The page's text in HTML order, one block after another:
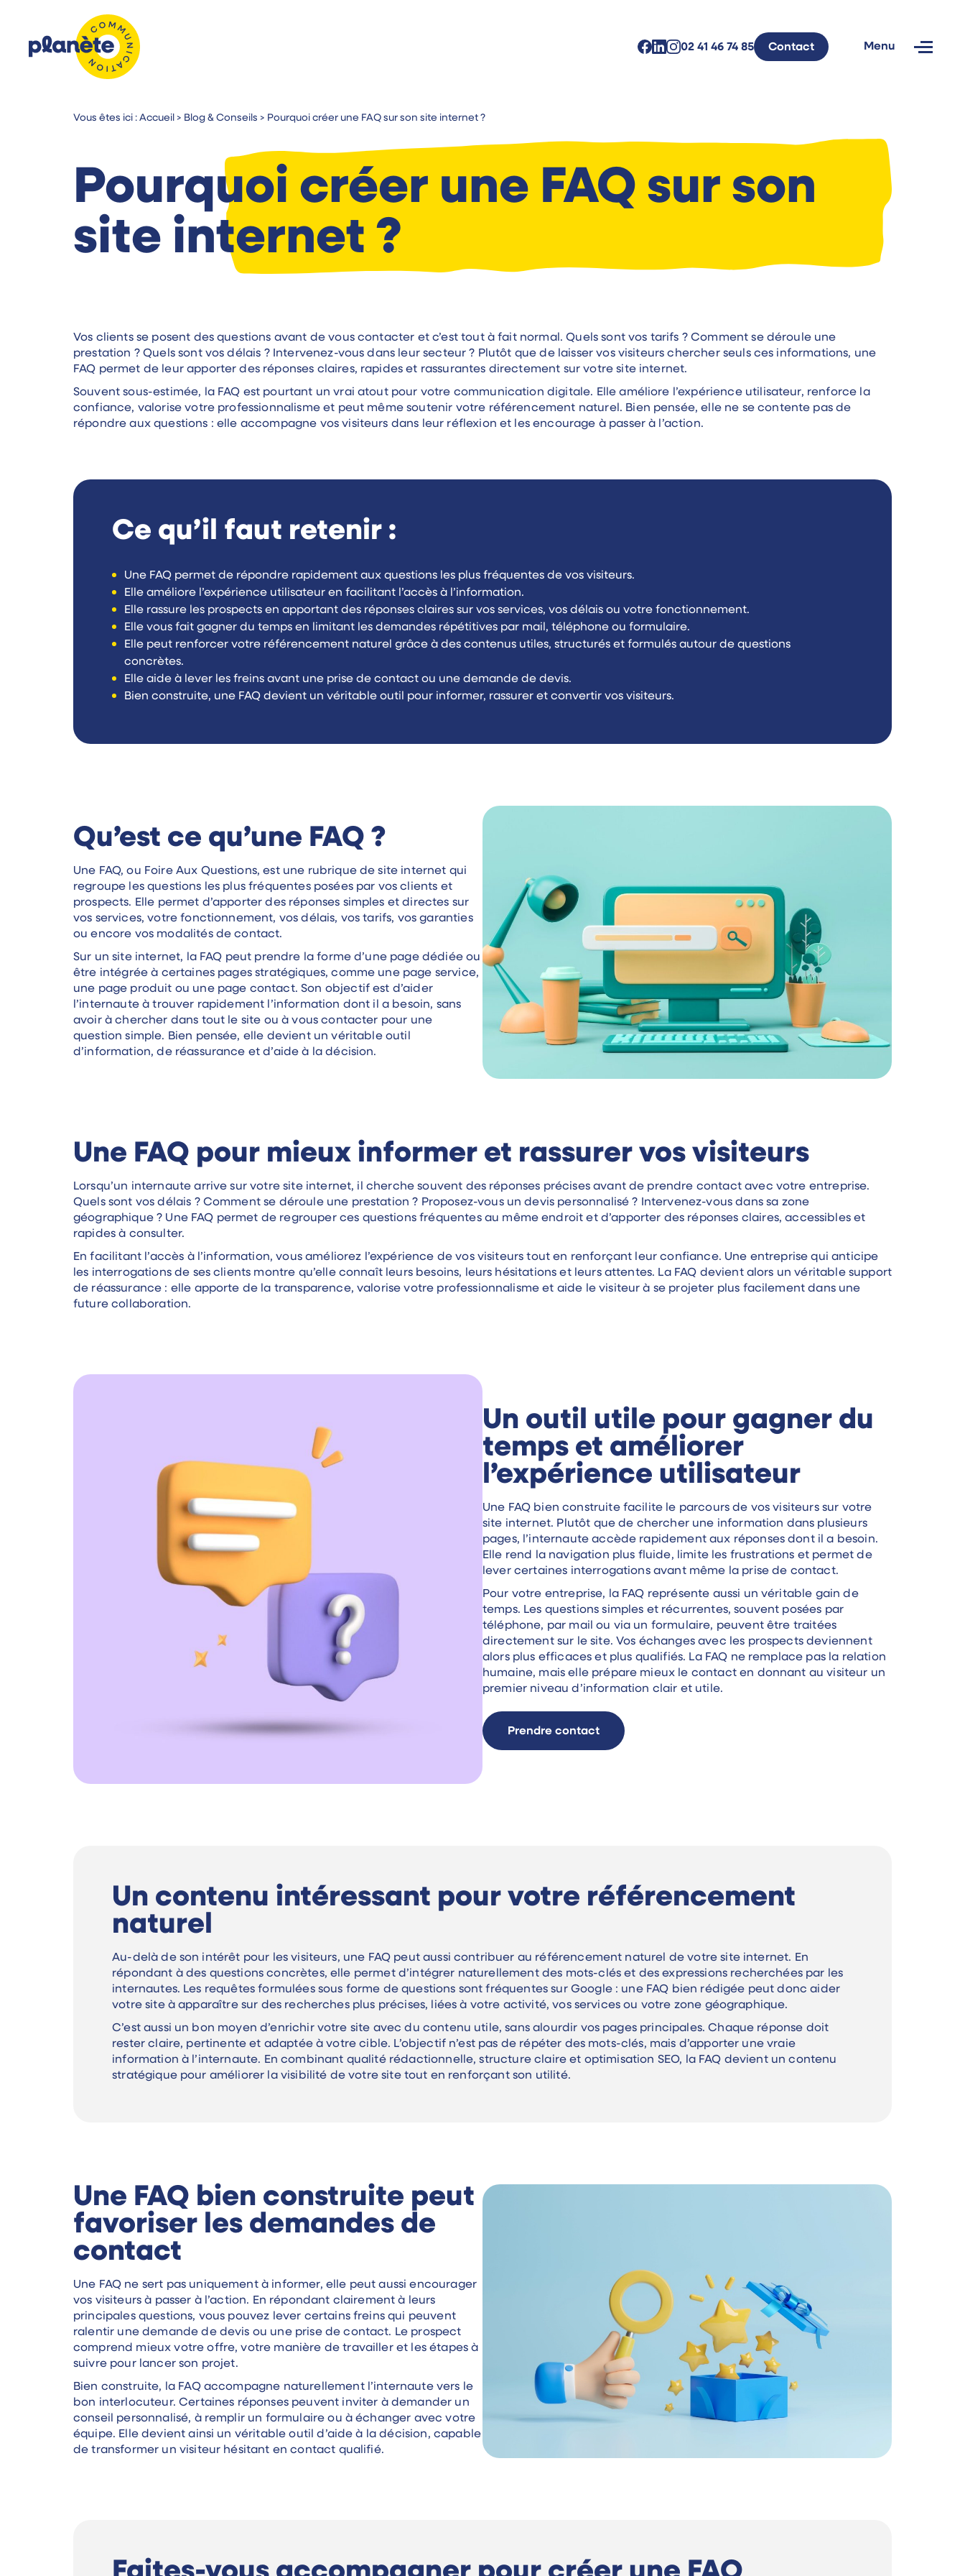
Menu
02 41 46 74 85 Contact
Vous êtes ici : Accueil > Blog & Conseils > Pourquoi créer une FAQ sur son site internet ?
Pourquoi créer une FAQ sur son
site internet ?
Vos clients se posent des questions avant de vous contacter et c’est tout à fait normal. Quels sont vos tarifs ? Comment se déroule une
prestation ? Quels sont vos délais ? Intervenez-vous dans leur secteur ? Plutôt que de laisser vos visiteurs chercher seuls ces informations, une
FAQ permet de leur apporter des réponses claires, rapides et rassurantes directement sur votre site internet.
Souvent sous-estimée, la FAQ est pourtant un vrai atout pour votre communication digitale. Elle améliore l’expérience utilisateur, renforce la
confiance, valorise votre professionnalisme et peut même soutenir votre référencement naturel. Bien pensée, elle ne se contente pas de
répondre aux questions : elle accompagne vos visiteurs dans leur réflexion et les encourage à passer à l’action.
Ce qu’il faut retenir :
Une FAQ permet de répondre rapidement aux questions les plus fréquentes de vos visiteurs.
Elle améliore l’expérience utilisateur en facilitant l’accès à l’information.
Elle rassure les prospects en apportant des réponses claires sur vos services, vos délais ou votre fonctionnement.
Elle vous fait gagner du temps en limitant les demandes répétitives par mail, téléphone ou formulaire.
Elle peut renforcer votre référencement naturel grâce à des contenus utiles, structurés et formulés autour de questions
concrètes.
Elle aide à lever les freins avant une prise de contact ou une demande de devis.
Bien construite, une FAQ devient un véritable outil pour informer, rassurer et convertir vos visiteurs.
Qu’est ce qu’une FAQ ?
Une FAQ, ou Foire Aux Questions, est une rubrique de site internet qui
regroupe les questions les plus fréquentes posées par vos clients et
prospects. Elle permet d’apporter des réponses simples et directes sur
vos services, votre fonctionnement, vos délais, vos tarifs, vos garanties
ou encore vos modalités de contact.
Sur un site internet, la FAQ peut prendre la forme d’une page dédiée ou
être intégrée à certaines pages stratégiques, comme une page service,
une page produit ou une page contact. Son objectif est d’aider
l’internaute à trouver rapidement l’information dont il a besoin, sans
avoir à chercher dans tout le site ou à vous contacter pour une
question simple. Bien pensée, elle devient un véritable outil
d’information, de réassurance et d’aide à la décision.
Une FAQ pour mieux informer et rassurer vos visiteurs
Lorsqu’un internaute arrive sur votre site internet, il cherche souvent des réponses précises avant de prendre contact avec votre entreprise.
Quels sont vos délais ? Comment se déroule une prestation ? Proposez-vous un devis personnalisé ? Intervenez-vous dans sa zone
géographique ? Une FAQ permet de regrouper ces questions fréquentes au même endroit et d’apporter des réponses claires, accessibles et
rapides à consulter.
En facilitant l’accès à l’information, vous améliorez l’expérience de vos visiteurs tout en renforçant leur confiance. Une entreprise qui anticipe
les interrogations de ses clients montre qu’elle connaît leurs besoins, leurs hésitations et leurs attentes. La FAQ devient alors un véritable support
de réassurance : elle apporte de la transparence, valorise votre professionnalisme et aide le visiteur à se projeter plus facilement dans une
future collaboration.
Un outil utile pour gagner du
temps et améliorer
l’expérience utilisateur
Une FAQ bien construite facilite le parcours de vos visiteurs sur votre
site internet. Plutôt que de chercher une information dans plusieurs
pages, l’internaute accède rapidement aux réponses dont il a besoin.
Elle rend la navigation plus fluide, limite les frustrations et permet de
lever certaines interrogations avant même la prise de contact.
Pour votre entreprise, la FAQ représente aussi un véritable gain de
temps. Les questions simples et récurrentes, souvent posées par
téléphone, par mail ou via un formulaire, peuvent être traitées
directement sur le site. Vos échanges avec les prospects deviennent
alors plus efficaces et plus qualifiés. La FAQ ne remplace pas la relation
humaine, mais elle prépare mieux le contact en donnant au visiteur un
premier niveau d’information clair et utile.
Prendre contact
Un contenu intéressant pour votre référencement
naturel
Au-delà de son intérêt pour les visiteurs, une FAQ peut aussi contribuer au référencement naturel de votre site internet. En
répondant à des questions concrètes, elle permet d’intégrer naturellement des mots-clés et des expressions recherchées par les
internautes. Les requêtes formulées sous forme de questions sont fréquentes sur Google : une FAQ bien rédigée peut donc aider
votre site à apparaître sur des recherches plus précises, liées à votre activité, vos services ou votre zone géographique.
C’est aussi un bon moyen d’enrichir votre site avec du contenu utile, sans alourdir vos pages principales. Chaque réponse doit
rester claire, pertinente et adaptée à votre cible. L’objectif n’est pas de répéter des mots-clés, mais d’apporter une vraie
information à l’internaute. En combinant qualité rédactionnelle, structure claire et optimisation SEO, la FAQ devient un contenu
stratégique pour améliorer la visibilité de votre site tout en renforçant son utilité.
Une FAQ bien construite peut
favoriser les demandes de
contact
Une FAQ ne sert pas uniquement à informer, elle peut aussi encourager
vos visiteurs à passer à l’action. En répondant clairement à leurs
principales questions, vous pouvez lever certains freins qui peuvent
ralentir une demande de devis ou une prise de contact. Le prospect
comprend mieux votre offre, votre manière de travailler et les étapes à
suivre pour lancer son projet.
Bien construite, la FAQ accompagne naturellement l’internaute vers le
bon interlocuteur. Certaines réponses peuvent inviter à demander un
conseil personnalisé, à remplir un formulaire ou à échanger avec votre
équipe. Elle devient ainsi un véritable outil d’aide à la décision, capable
de transformer un visiteur hésitant en contact qualifié.